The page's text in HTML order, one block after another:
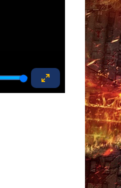
Enter
fullscreen